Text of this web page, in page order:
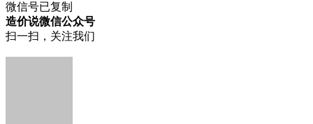
微信号已复制
造价说微信公众号
扫一扫，关注我们